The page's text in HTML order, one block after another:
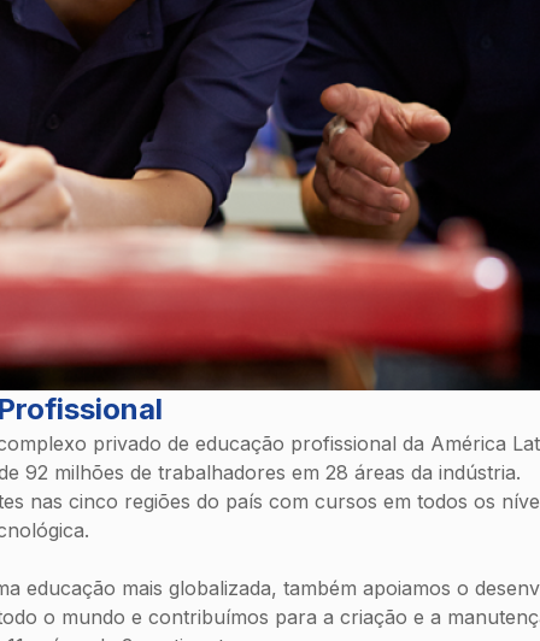
privado de educação profissional da América
92 milhões de trabalhadores em 28 áreas da indústria.
nas cinco regiões do país com cursos em todos os
educação mais globalizada, também apoiamos o
o mundo e contribuímos para a criação e a